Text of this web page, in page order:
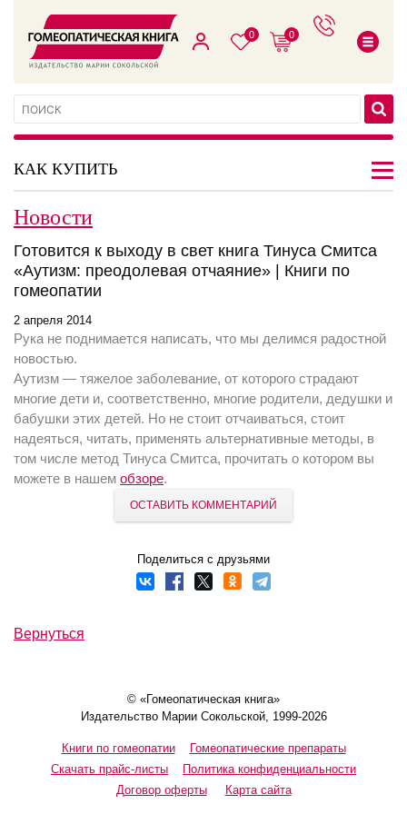
0 0
КАК КУПИТЬ
Новости
Готовится к выходу в свет книга Тинуса Смитса
«Аутизм: преодолевая отчаяние» | Книги по
гомеопатии
2 апреля 2014
Рука не поднимается написать, что мы делимся радостной
новостью.
Аутизм — тяжелое заболевание, от которого страдают
многие дети и, соответственно, многие родители, дедушки и
бабушки этих детей. Но не стоит отчаиваться, стоит
надеяться, читать, применять альтернативные методы, в
том числе метод Тинуса Смитса, прочитать о котором вы
можете в нашем обзоре.
ОСТАВИТЬ КОММЕНТАРИЙ
Поделиться с друзьями
Вернуться
© «Гомеопатическая книга»
Издательство Марии Сокольской, 1999-2026
Книги по гомеопатии
Гомеопатические препараты
Скачать прайс-листы
Политика конфиденциальности
Договор оферты
Карта сайта